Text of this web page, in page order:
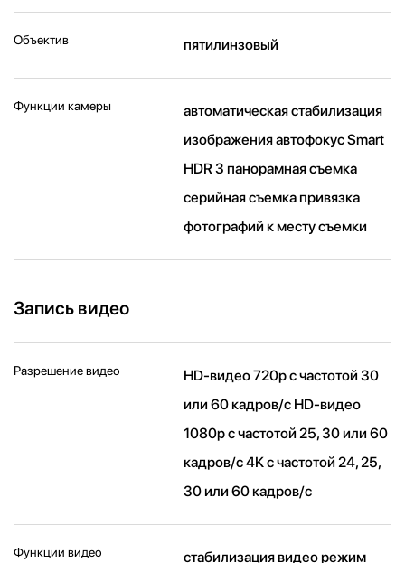
Объектив пятилинзовый
Функции камеры
автоматическая стабилизация
изображения автофокус Smart
HDR 3 панорамная съемка
серийная съемка привязка
фотографий к месту съемки
Запись видео
Разрешение видео
HD-видео 720p с частотой 30
или 60 кадров/ с HD-видео
1080p с частотой 25, 30 или 60
кадров/ с 4K с частотой 24, 25,
30 или 60 кадров/ с
Функции видео стабилизация видео режим